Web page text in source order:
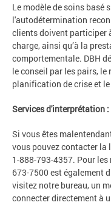
Le modèle de soins basé
l'autodétermination
clients doivent participer
charge, ainsi qu’à la
comportementale. DBH
le conseil par les pairs,
planification de crise et
Services d'interprétation :
Si vous êtes
vous pouvez contacter la
1-888-793-4357. Pour
673-7500 est également
visitez notre bureau, un
connecter directement à